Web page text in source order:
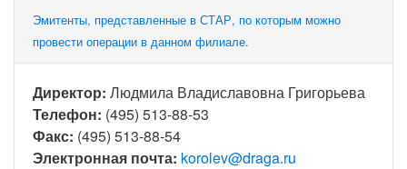
Эмитенты, представленные в СТАР, по которым можно
провести операции в данном филиале.
Директор: Людмила Владиславовна Григорьева
Телефон: (495) 513-88-53
Факс: (495) 513-88-54
Электронная почта: korolev@draga.ru